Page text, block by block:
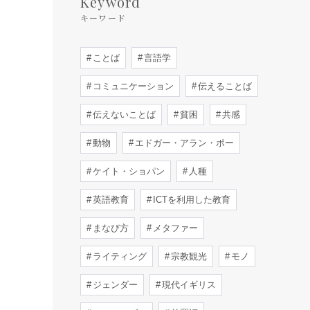
キーワード
ことば 言語学
コミュニケーション 伝えることば
伝えないことば 貧困 共感
動物 エドガー・アラン・ポー
ケイト・ショパン 人種
英語教育 ICTを利用した教育
まなび方 メタファー
ライティング 宗教観光 モノ
ジェンダー 現代イギリス